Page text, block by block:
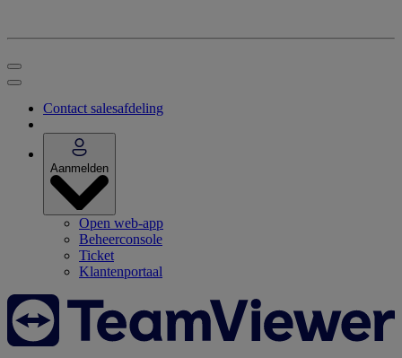
Contact salesafdeling
Aanmelden
Open web-app
Beheerconsole
Ticket
Klantenportaal